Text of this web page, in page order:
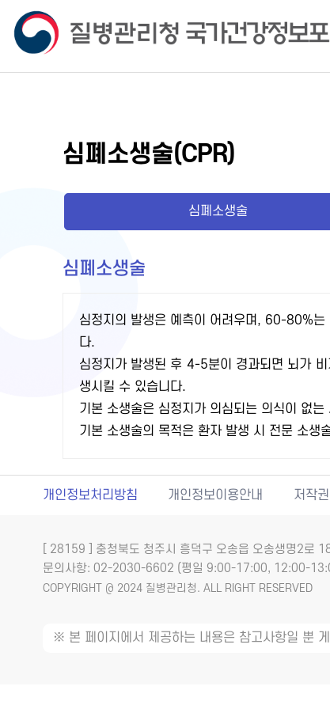
심폐소생술(CPR)
심폐소생술
심폐소생술
심정지의 발생은 예측이 어려우며, 60-80%
다.
심정지가 발생된 후 4-5분이 경과되면 뇌가
생시킬 수 있습니다.
기본 소생술은 심정지가 의심되는 의식이 없
기본 소생술의 목적은 환자 발생 시 전문 소생
개인정보처리방침 개인정보이용안내 저작
[ 28159 ] 충청북도 청주시 흥덕구 오송읍 오송생명2로
문의사항: 02-2030-6602 (평일 9:00-17:00, 12:00-
COPYRIGHT @ 2024 질병관리청. ALL RIGHT RESERVED
※ 본 페이지에서 제공하는 내용은 참고사항일 뿐